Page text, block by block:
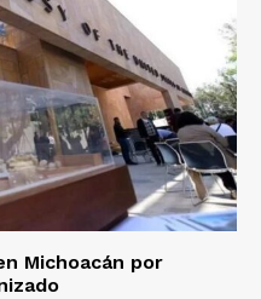
Michoacán por